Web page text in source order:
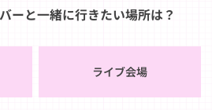
ーと一緒に行きたい場所は？
ライブ会場